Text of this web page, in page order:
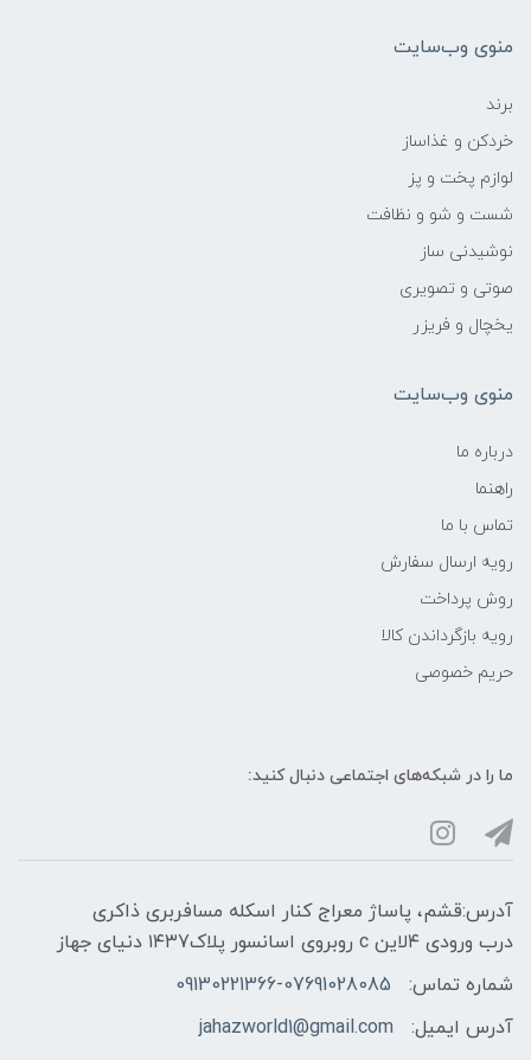
منوی وب‌سایت
برند
خردکن و غذاساز
لوازم پخت و پز
شست و شو و نظافت
نوشیدنی ساز
صوتی و تصویری
یخچال و فریزر
منوی وب‌سایت
درباره ما
راهنما
تماس با ما
رویه ارسال سفارش
روش پرداخت
رویه‌ بازگرداندن کالا
حریم خصوصی
ما را در شبکه‌های اجتماعی دنبال کنید:
آدرس:قشم، پاساژ معراج کنار اسکله مسافربری ذاکری
درب ورودی ۴لاین c روبروی اسانسور پلاک۱۴۳7 دنیای جهاز
شماره تماس:
09130221366-07691028085
آدرس ایمیل:
jahazworld1@gmail.com